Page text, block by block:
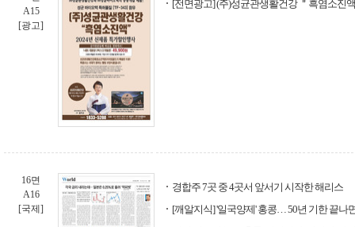
A15
[광고]
[전면광고] (주)성균관생활건강 ＂흑염소진
16면
A16
[국제]
경합주 7곳 중 4곳서 앞서기 시작한 해리스
[깨알지식] '일국양제' 홍콩… 50년 기한 끝나